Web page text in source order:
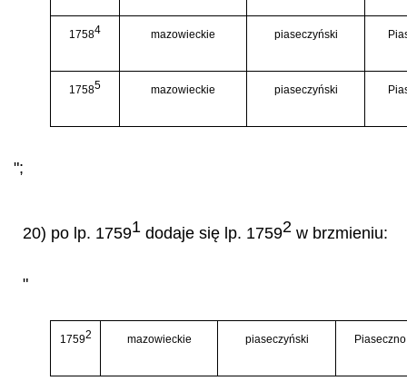
17584 mazowieckie piaseczyński
17585 mazowieckie piaseczyński
";
20) po lp. 17591 dodaje się lp. 17592 w brzmieniu:
"
17592 mazowieckie piaseczyński Piaseczno